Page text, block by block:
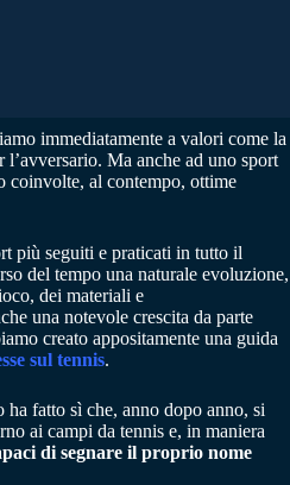
immediatamente a valori come la
Ma anche ad uno sport
coinvolte, al contempo, ottime
più seguiti e praticati in tutto il
del tempo una naturale evoluzione,
dei materiali e
una notevole crescita da parte
creato appositamente una guida
sul tennis.
fatto sì che, anno dopo anno, si
ai campi da tennis e, in maniera
di segnare il proprio nome